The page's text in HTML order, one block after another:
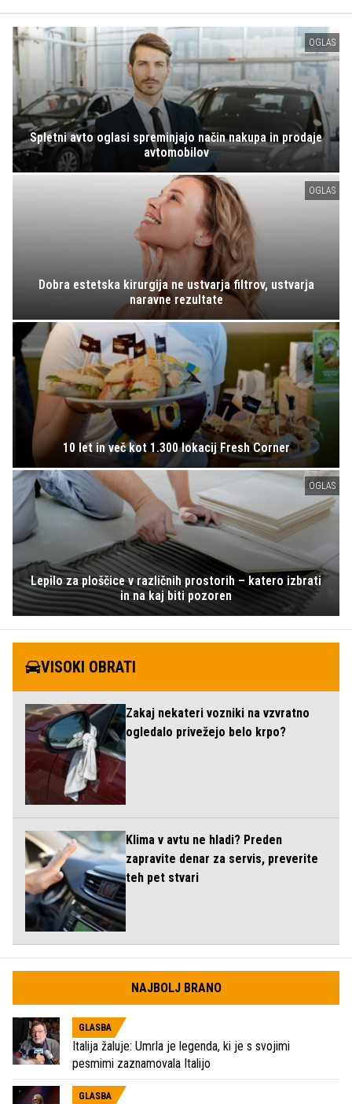
OGLAS
Spletni avto oglasi spreminjajo način nakupa in prodaje
avtomobilov
OGLAS
Dobra estetska kirurgija ne ustvarja filtrov, ustvarja
naravne rezultate
10 let in več kot 1.300 lokacij Fresh Corner
OGLAS
Lepilo za ploščice v različnih prostorih – katero izbrati
in na kaj biti pozoren
VISOKI OBRATI
Zakaj nekateri vozniki na vzvratno
ogledalo privežejo belo krpo?
Klima v avtu ne hladi? Preden
zapravite denar za servis, preverite
teh pet stvari
NAJBOLJ BRANO
GLASBA
Italija žaluje: Umrla je legenda, ki je s svojimi
pesmimi zaznamovala Italijo
GLASBA